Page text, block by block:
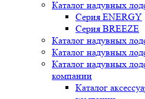
Каталог надувных
Серия ENERGY
Серия BREEZE
Каталог надувных
Каталог надувных
Каталог надувных
компании
Каталог